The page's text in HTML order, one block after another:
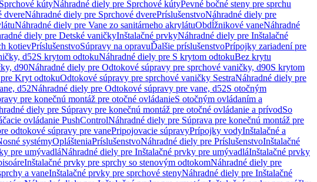
Sprchové kútyNáhradné diely pre Sprchové kútyPevné bočné steny pre sprchu
dvereNáhradné diely pre Sprchové dverePríslušenstvoNáhradné diely pre
Náhradné diely pre Vane zo sanitárneho akrylátuObdĺžnikové vaneNáhradné
diely pre Detské vaničkyInštalačné prvkyNáhradné diely pre Inštalačné
kotievPríslušenstvoSúpravy na opravuĎalšie príslušenstvoPrípojky zariadení pre
d52S krytom odtokuNáhradné diely pre S krytom odtokuBez krytu
d90Náhradné diely pre Odtokové súpravy pre sprchové vaničky, d90S krytom
Kryt odtokuOdtokové súpravy pre sprchové vaničky SestraNáhradné diely pre
d52Náhradné diely pre Odtokové súpravy pre vane, d52S otočným
pre konečnú montáž pre otočné ovládanieS otočným ovládaním a
diely pre Súpravy pre konečnú montáž pre otočné ovládanie a prívodSo
ovládanie PushControlNáhradné diely pre Súprava pre konečnú montáž pre
odtokové súpravy pre vanePripojovacie súpravyPrípojky vodyInštalačné a
systémyOplášteniaPríslušenstvoNáhradné diely pre PríslušenstvoInštalačné
pre umývadláNáhradné diely pre Inštalačné prvky pre umývadláInštalačné prvky
Inštalačné prvky pre sprchy so stenovým odtokomNáhradné diely pre
a vaneInštalačné prvky pre sprchové stenyNáhradné diely pre Inštalačné